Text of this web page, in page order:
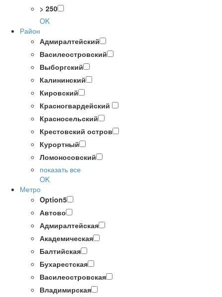
> 250
OK
Район
Адмиралтейский
Василеостровский
Выборгский
Калининский
Кировский
Красногвардейский
Красносельский
Крестовский остров
Курортный
Ломоносовский
показать все
OK
Метро
Option5
Автово
Адмиралтейская
Академическая
Балтийская
Бухарестская
Василеостровская
Владимирская